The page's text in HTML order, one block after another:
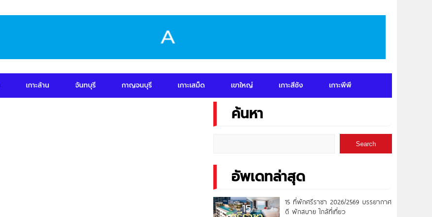
เกาะล้าน จันทบุรี กาญจนบุรี เกาะเสม็ด เขาใหญ่ เกาะสีชัง เกาะพีพี
ค้นหา
Search
อัพเดทล่าสุด
15 ที่พักศรีราชา 2026/2569 บรรยากาศ
ดี พักสบาย ใกล้ที่เที่ยว